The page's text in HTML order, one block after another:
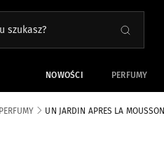
szukasz? Close search
SZUKAJ
NOWOŚCI PERFUMY
PERFUMY UN JARDIN APRES LA MOUSSON